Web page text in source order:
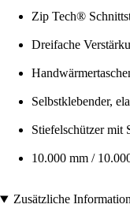
Zip Tech®
Dreifache
Selbstklebender,
Stiefelschützer mit
10.000 mm /
Zusätzliche